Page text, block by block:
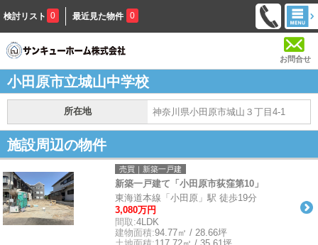
検討リスト 0 最近見た物件 0
お問合せ
小田原市立城山中学校
所在地 神奈川県小田原市城山３丁目4-1
施設周辺の物件
売買｜新築一戸建
新築一戸建て「小田原市荻窪第10」
東海道本線「小田原」駅 徒歩19分
3,080万円
間取:4LDK
建物面積:94.77㎡ / 28.66坪